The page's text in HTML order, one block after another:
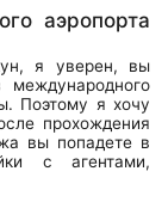
аэропорта
я уверен, вы
международного
Поэтому я хочу
прохождения
вы попадете в
с агентами,